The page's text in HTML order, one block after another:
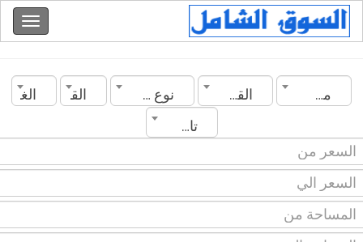
مصر القاهرة نوع العقار القسم
الغرف
تاريخ الانشاء